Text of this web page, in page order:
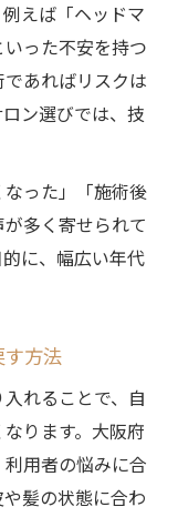
えば「ヘッドマ
った不安を持つ
あればリスクは
ン選びでは、技
った」「施術後
多く寄せられて
に、幅広い年代
方法
れることで、自
ります。大阪府
用者の悩みに合
髪の状態に合わ